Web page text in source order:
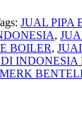
JUAL PIPA
,
BOILER,
INDONESIA